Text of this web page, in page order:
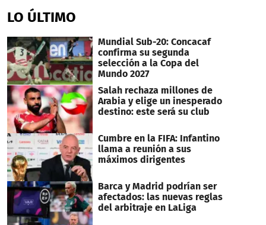
LO ÚLTIMO
Mundial Sub-20: Concacaf
confirma su segunda
selección a la Copa del
Mundo 2027
Salah rechaza millones de
Arabia y elige un inesperado
destino: este será su club
Cumbre en la FIFA: Infantino
llama a reunión a sus
máximos dirigentes
Barca y Madrid podrían ser
afectados: las nuevas reglas
del arbitraje en LaLiga